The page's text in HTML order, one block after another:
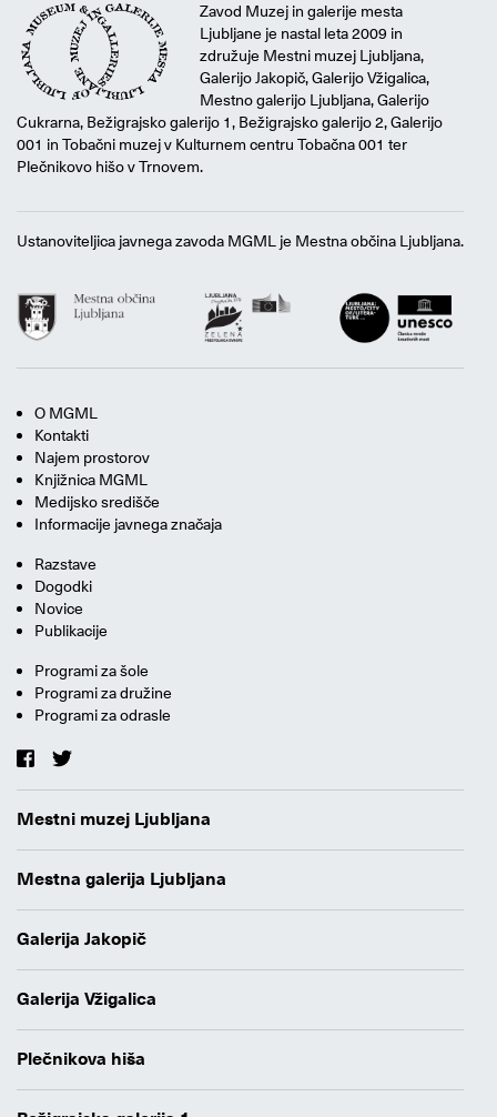
Zavod Muzej in galerije mesta
Ljubljane je nastal leta 2009 in
združuje Mestni muzej Ljubljana,
Galerijo Jakopič, Galerijo Vžigalica,
Mestno galerijo Ljubljana, Galerijo
Cukrarna, Bežigrajsko galerijo 1, Bežigrajsko galerijo 2, Galerijo
001 in Tobačni muzej v Kulturnem centru Tobačna 001 ter
Plečnikovo hišo v Trnovem.
Ustanoviteljica javnega zavoda MGML je Mestna občina Ljubljana.
O MGML
Kontakti
Najem prostorov
Knjižnica MGML
Medijsko središče
Informacije javnega značaja
Razstave
Dogodki
Novice
Publikacije
Programi za šole
Programi za družine
Programi za odrasle
Mestni muzej Ljubljana
Mestna galerija Ljubljana
Galerija Jakopič
Galerija Vžigalica
Plečnikova hiša